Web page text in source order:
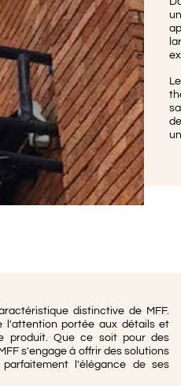
distinctive de MFF.
l'attention portée aux détails et
produit. Que ce soit pour des
s'engage à offrir des solutions
l'élégance de ses